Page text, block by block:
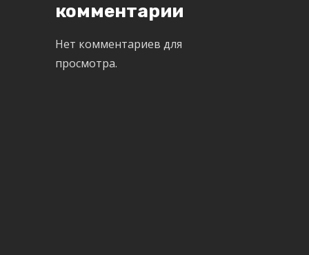
комментарии
Нет комментариев для
просмотра.